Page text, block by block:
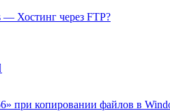
— Хостинг через FTP?
при копировании файлов в